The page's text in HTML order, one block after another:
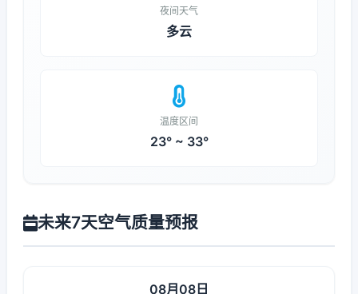
夜间天气
多云
温度区间
23° ~ 33°
未来7天空气质量预报
08月08日